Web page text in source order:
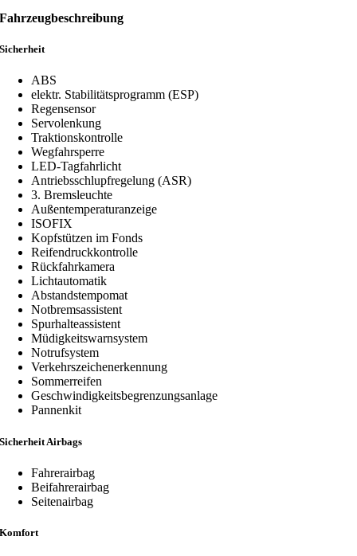
Fahrzeugbeschreibung
Sicherheit
ABS
elektr. Stabilitätsprogramm (ESP)
Regensensor
Servolenkung
Traktionskontrolle
Wegfahrsperre
LED-Tagfahrlicht
Antriebsschlupfregelung (ASR)
3. Bremsleuchte
Außentemperaturanzeige
ISOFIX
Kopfstützen im Fonds
Reifendruckkontrolle
Rückfahrkamera
Lichtautomatik
Abstandstempomat
Notbremsassistent
Spurhalteassistent
Müdigkeitswarnsystem
Notrufsystem
Verkehrszeichenerkennung
Sommerreifen
Geschwindigkeitsbegrenzungsanlage
Pannenkit
Sicherheit Airbags
Fahrerairbag
Beifahrerairbag
Seitenairbag
Komfort